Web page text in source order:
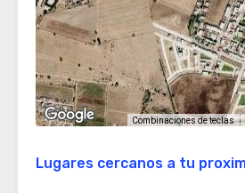
Combinaciones de teclas
Lugares cercanos a tu